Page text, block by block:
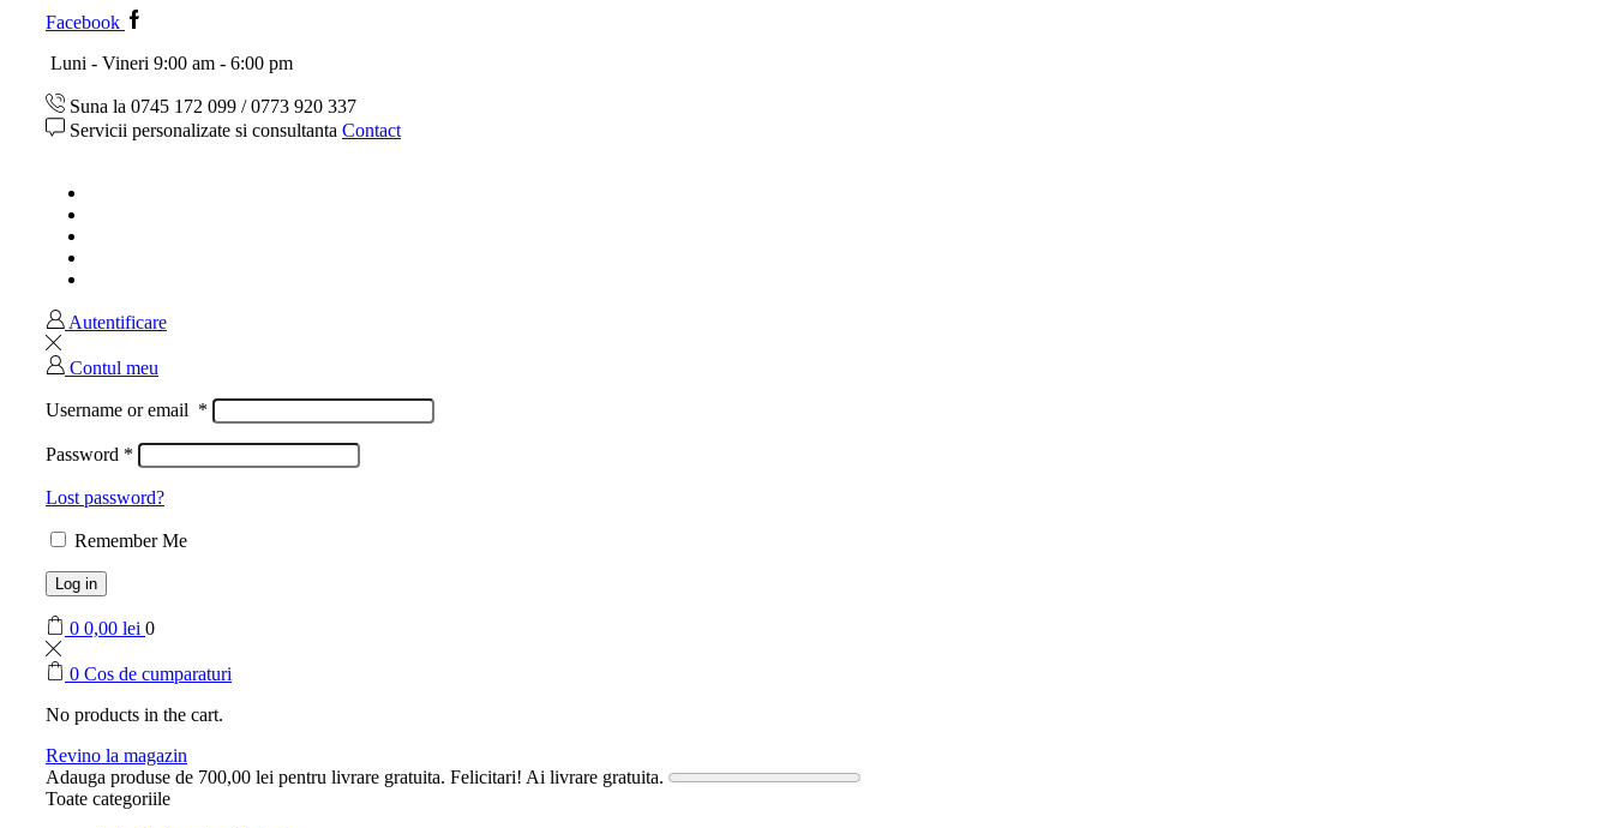
Facebook
Luni - Vineri 9:00 am - 6:00 pm
Suna la 0745 172 099 / 0773 920 337
Servicii personalizate si consultanta Contact
Autentificare
Contul meu
Username or email *
Password *
Lost password?
Remember Me
Log in
0 0,00 lei 0
0 Cos de cumparaturi
No products in the cart.
Revino la magazin
Adauga produse de 700,00 lei pentru livrare gratuita. Felicitari! Ai livrare gratuita.
Toate categoriile